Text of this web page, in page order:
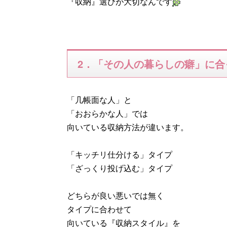
2．「その人の暮らしの癖」に
「几帳面な人」と
「おおらかな人」では
向いている収納方法が違います。
「キッチリ仕分ける」タイプ
「ざっくり投げ込む」タイプ
どちらが良い悪いでは無く
タイプに合わせて
向いている『収納スタイル』を